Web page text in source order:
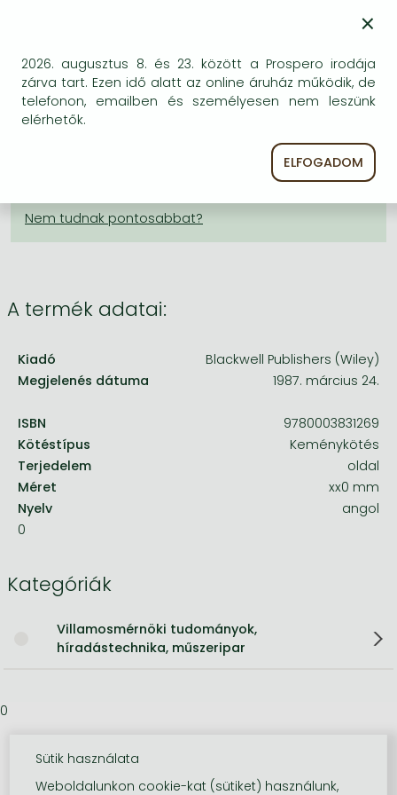
One-Punch Man manga
15 802 Ft
KÍVÁNSÁGLISTÁRA TESZEM
BESZEREZHETŐSÉG
A kiadónál véglegesen elfogyott, nem rendelhető.
Érdemes újra keresni a címmel, hátha van újabb
A termék adatai:
Kiadó
Blackwell Publishers (Wiley)
Megjelenés dátuma
1987. március 24.
ISBN
9780003831269
Kötéstípus
Keménykötés
Terjedelem
oldal
Méret
xx0 mm
Nyelv
angol
0
Kategóriák
Villamosmérnöki tudományok,
híradástechnika, műszeripar
0
×
2026. augusztus 8. és 23. között a Prospero irodája
zárva tart. Ezen idő alatt az online áruház működik, de
telefonon, emailben és személyesen nem leszünk
elérhetők.
ELFOGADOM
Sütik használata
Weboldalunkon cookie-kat (sütiket) használunk,